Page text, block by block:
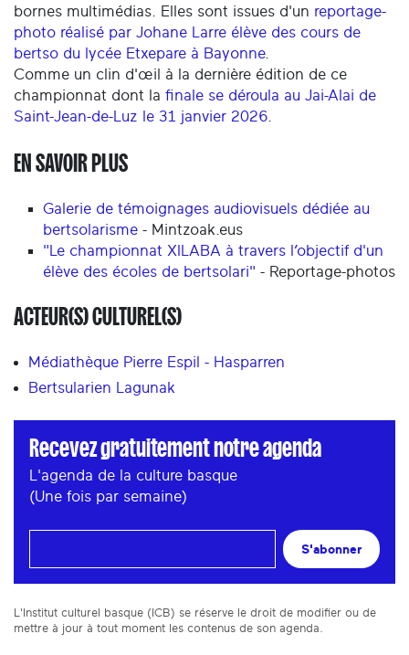
bornes multimédias. Elles sont issues d'un reportage-
photo réalisé par Johane Larre élève des cours de
bertso du lycée Etxepare à Bayonne.
Comme un clin d'œil à la dernière édition de ce
championnat dont la finale se déroula au Jai-Alai de
Saint-Jean-de-Luz le 31 janvier 2026
EN SAVOIR PLUS
Galerie de témoignages audiovisuels dédiée au
bertsolarisme - Mintzoak.eus
"Le championnat XILABA à travers l’objectif d'un
élève des écoles de bertsolari" - Reportage-photos
ACTEUR(S) CULTUREL(S)
Médiathèque Pierre Espil - Hasparren
Bertsularien Lagunak
Recevez gratuitement notre agenda
L'agenda de la culture basque
(Une fois par semaine)
S'abonner
L'Institut culturel basque (ICB) se réserve le droit de modifier ou de
mettre à jour à tout moment les contenus de son agenda.